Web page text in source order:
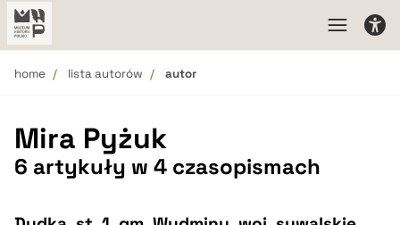
home lista autorów autor
Mira Pyżuk
6 artykuły w 4 czasopismach